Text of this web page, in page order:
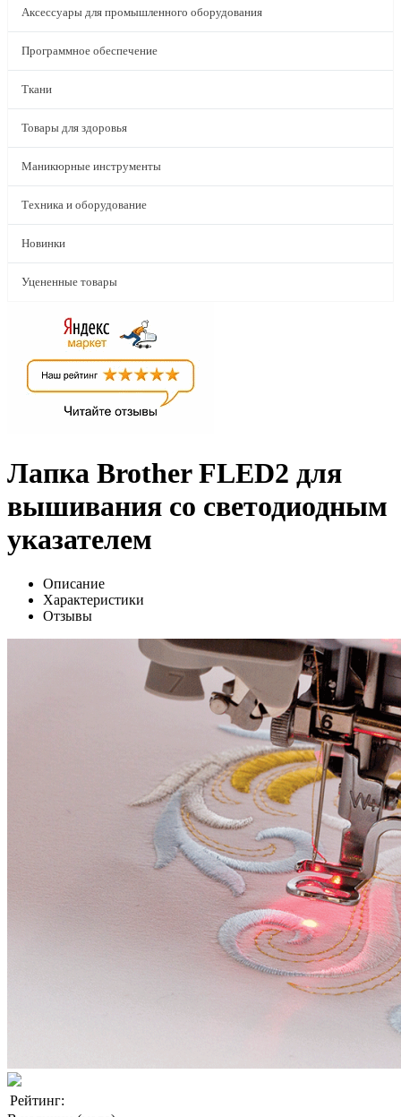
Аксессуары для промышленного оборудования
Программное обеспечение
Ткани
Товары для здоровья
Маникюрные инструменты
Техника и оборудование
Новинки
Уцененные товары
Лапка Brother FLED2 для
вышивания со светодиодным
указателем
Описание
Характеристики
Отзывы
Рейтинг: